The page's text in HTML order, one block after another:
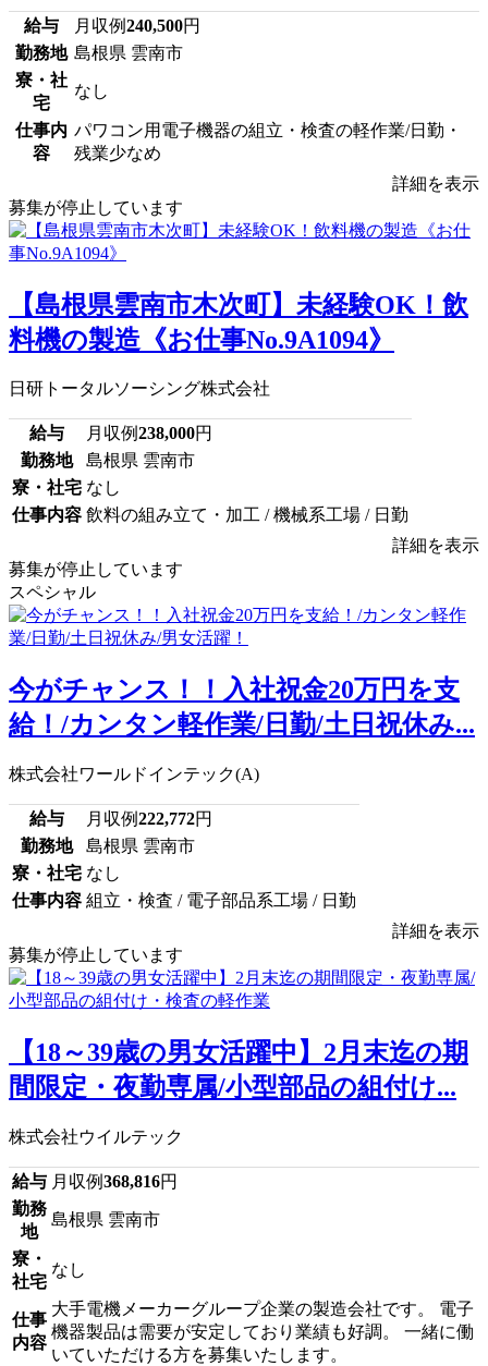
給与 月収例240,500円
勤務地 島根県 雲南市
寮・社
宅
なし
仕事内
容
パワコン用電子機器の組立・検査の軽作業/日勤・
残業少なめ
詳細を表示
募集が停止しています
【島根県雲南市木次町】未経験OK！飲
料機の製造《お仕事No.9A1094》
日研トータルソーシング株式会社
給与 月収例238,000円
勤務地
島根県 雲南市
寮・社宅 なし
仕事内容 飲料の組み立て・加工 / 機械系工場 / 日勤
詳細を表示
募集が停止しています
スペシャル
今がチャンス！！入社祝金20万円を支
給！/カンタン軽作業/日勤/土日祝休み...
株式会社ワールドインテック(A)
給与 月収例222,772円
勤務地
島根県 雲南市
寮・社宅 なし
仕事内容 組立・検査 / 電子部品系工場 / 日勤
詳細を表示
募集が停止しています
【18～39歳の男女活躍中】2月末迄の期
間限定・夜勤専属/小型部品の組付け...
株式会社ウイルテック
給与 月収例368,816円
勤務
地
島根県 雲南市
寮・
社宅
なし
仕事
内容
大手電機メーカーグループ企業の製造会社です。 電子
機器製品は需要が安定しており業績も好調。 一緒に働
いていただける方を募集いたします。